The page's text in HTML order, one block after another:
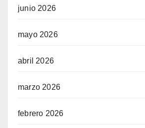
junio 2026
mayo 2026
abril 2026
marzo 2026
febrero 2026